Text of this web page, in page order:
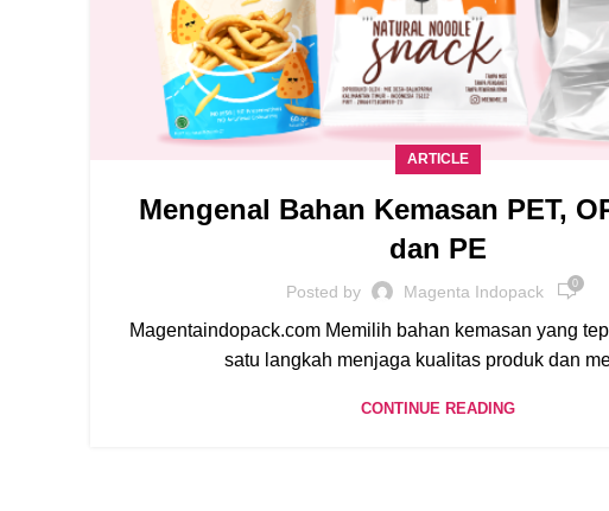
ARTICLE
Mengenal Bahan Kemasan PET,
dan PE
Posted by Magenta Indopack 0
Magentaindopack.com Memilih bahan kemasan yang
satu langkah menjaga kualitas produk dan
CONTINUE READING